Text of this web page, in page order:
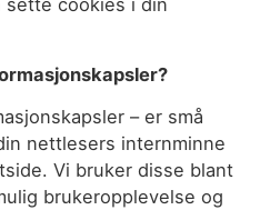
sette cookies i din
– er små
nettlesers internminne
Vi bruker disse blant
brukeropplevelse og